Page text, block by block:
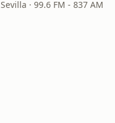
Sevilla · 99.6 FM - 837 AM